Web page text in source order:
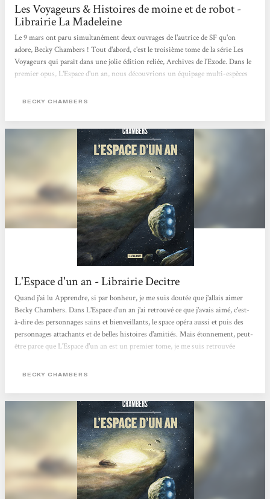
Les Voyageurs & Histoires de moine et de robot -
Librairie La Madeleine
Le 9 mars ont paru simultanément deux ouvrages de l'autrice de SF qu'on
adore, Becky Chambers ! Tout d'abord, c'est le troisième tome de la série Les
Voyageurs qui paraît dans une jolie édition reliée, Archives de l'Exode. Dans le
premier opus, L'Espace d'un an, nous découvrions un équipage multi-espèces
voyage spatial. Quant au second livre, Libration, il s'intéressait à une
illégale. Avec ce troisième ouvrage, nous découvrons...
BECKY CHAMBERS
L'Espace d'un an - Librairie Decitre
Quand j'ai lu Apprendre, si par bonheur, je me suis doutée que j'allais aimer
Becky Chambers. Dans L'Espace d'un an j'ai retrouvé ce que j'avais aimé, c'est-
à-dire des personnages sains et bienveillants, le space opéra aussi et puis des
personnages attachants et de belles histoires d'amitiés. Mais étonnement, peut-
être parce que L'Espace d'un an est un premier tome, je me suis retrouvée
ne soit pas la base de ses récits mais plutôt l'ambiance et les personnages. Ce qui
BECKY CHAMBERS